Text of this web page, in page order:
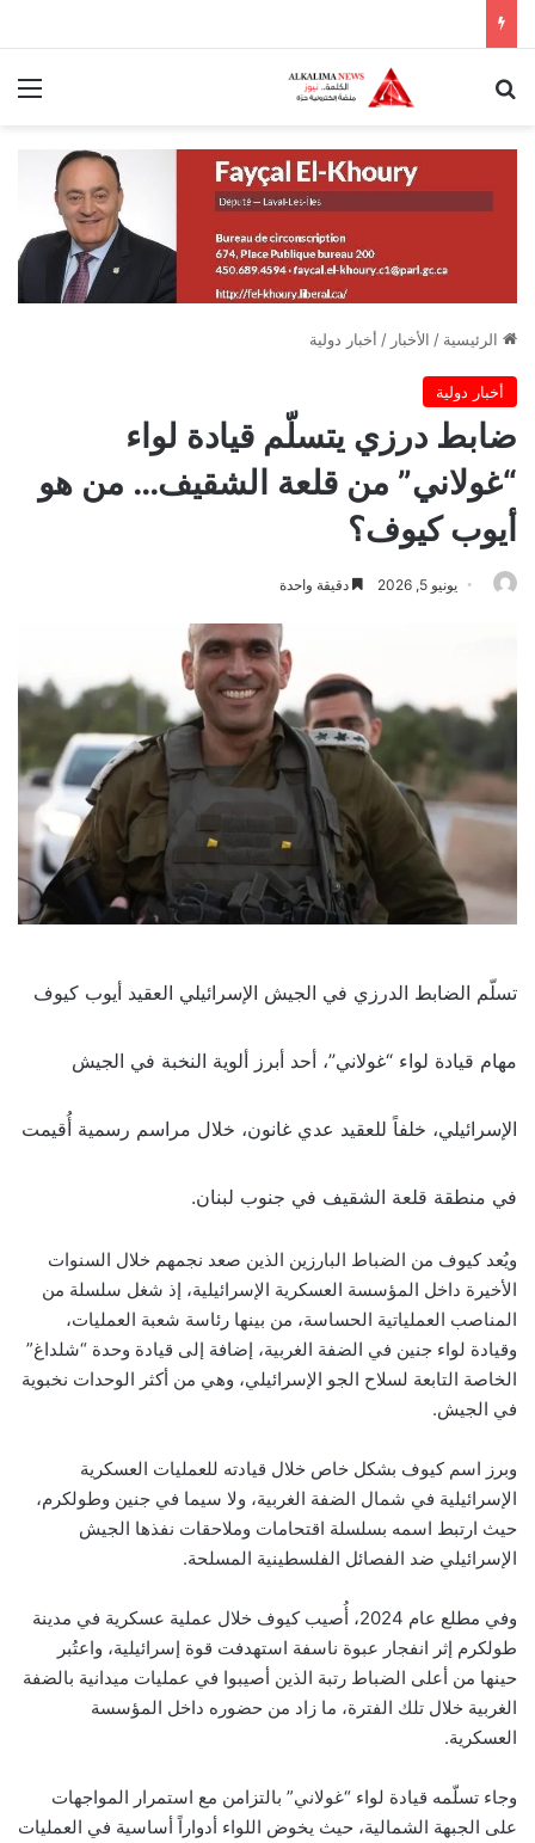
الرئيسية / الأخبار / أخبار دولية
أخبار دولية
ضابط درزي يتسلّم قيادة لواء
“غولاني” من قلعة الشقيف… من هو
أيوب كيوف؟
يونيو 5, 2026 دقيقة واحدة
تسلّم الضابط الدرزي في الجيش الإسرائيلي العقيد أيوب كيوف
مهام قيادة لواء “غولاني”، أحد أبرز ألوية النخبة في الجيش
الإسرائيلي، خلفاً للعقيد عدي غانون، خلال مراسم رسمية أُقيمت
في منطقة قلعة الشقيف في جنوب لبنان.
ويُعد كيوف من الضباط البارزين الذين صعد نجمهم خلال السنوات
الأخيرة داخل المؤسسة العسكرية الإسرائيلية، إذ شغل سلسلة من
المناصب العملياتية الحساسة، من بينها رئاسة شعبة العمليات،
وقيادة لواء جنين في الضفة الغربية، إضافة إلى قيادة وحدة “شلداغ”
الخاصة التابعة لسلاح الجو الإسرائيلي، وهي من أكثر الوحدات نخبوية
في الجيش.
وبرز اسم كيوف بشكل خاص خلال قيادته للعمليات العسكرية
الإسرائيلية في شمال الضفة الغربية، ولا سيما في جنين وطولكرم،
حيث ارتبط اسمه بسلسلة اقتحامات وملاحقات نفذها الجيش
الإسرائيلي ضد الفصائل الفلسطينية المسلحة.
وفي مطلع عام 2024، أُصيب كيوف خلال عملية عسكرية في مدينة
طولكرم إثر انفجار عبوة ناسفة استهدفت قوة إسرائيلية، واعتُبر
حينها من أعلى الضباط رتبة الذين أصيبوا في عمليات ميدانية بالضفة
الغربية خلال تلك الفترة، ما زاد من حضوره داخل المؤسسة
العسكرية.
وجاء تسلّمه قيادة لواء “غولاني” بالتزامن مع استمرار المواجهات
على الجبهة الشمالية، حيث يخوض اللواء أدواراً أساسية في العمليات